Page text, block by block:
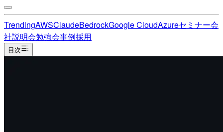
TrendingAWSClaudeBedrockGoogle CloudAzureセミナー会
社説明会勉強会事例採用
目次